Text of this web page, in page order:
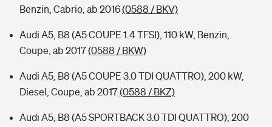
Benzin, Cabrio, ab 2016(0588 / BKV)
Audi A5, B8 (A5 COUPE 1.4 TFSI), 110 kW, Benzin,
Coupe, ab 2017(0588 / BKW)
Audi A5, B8 (A5 COUPE 3.0 TDI QUATTRO), 200 kW,
Diesel, Coupe, ab 2017(0588 / BKZ)
Audi A5, B8 (A5 SPORTBACK 3.0 TDI QUATTRO), 200